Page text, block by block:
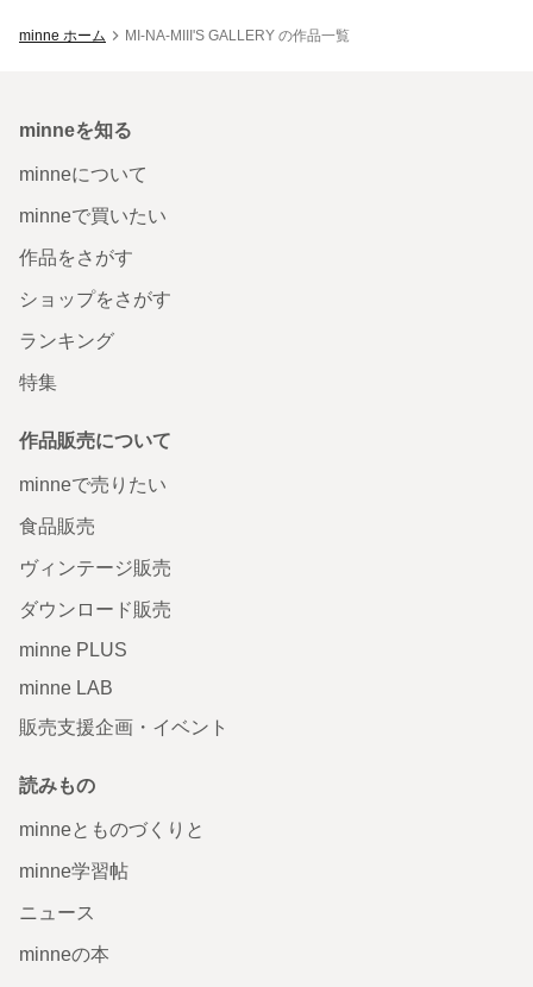
minne ホーム MI-NA-MIII'S GALLERY の作品一覧
minneを知る
minneについて
minneで買いたい
作品をさがす
ショップをさがす
ランキング
特集
作品販売について
minneで売りたい
食品販売
ヴィンテージ販売
ダウンロード販売
minne PLUS
minne LAB
販売支援企画・イベント
読みもの
minneとものづくりと
minne学習帖
ニュース
minneの本